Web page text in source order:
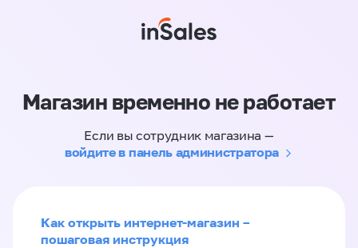
Магазин временно не работает
Если вы сотрудник магазина —
войдите в панель администратора
Как открыть интернет-магазин –
пошаговая инструкция